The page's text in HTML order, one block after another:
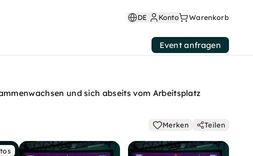
DE Konto Warenkorb
Event anfragen
und sich abseits vom Arbeitsplatz
Merken Teilen